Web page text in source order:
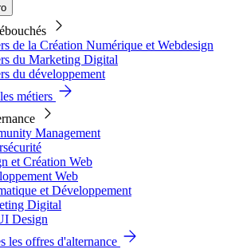
de la Création Numérique et Webdesign
du Marketing Digital
du développement
métiers
Management
et Création Web
Web
et Développement
Digital
Design
les offres d'alternance